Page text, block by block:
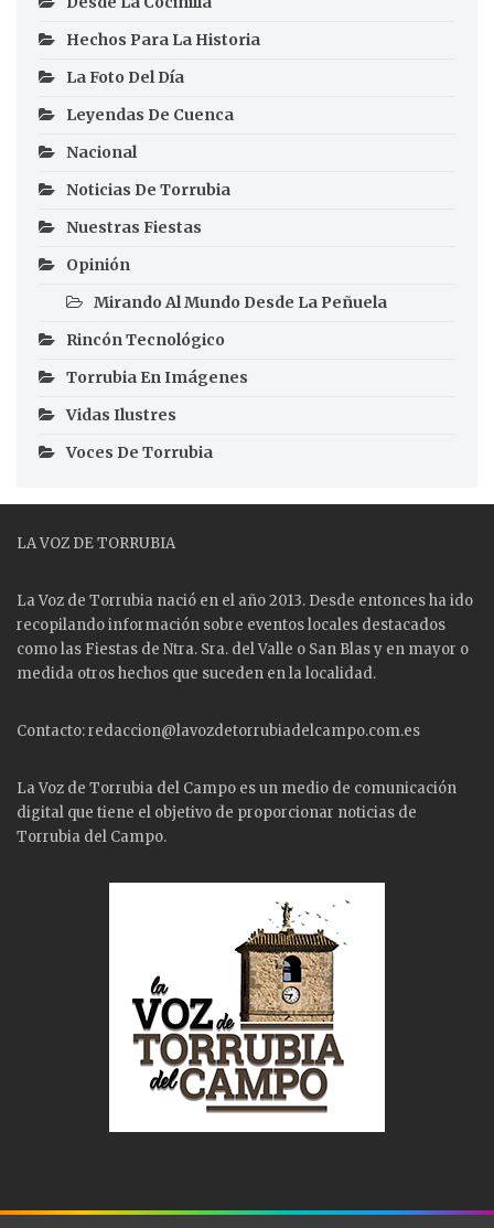
Hechos Para La Historia
La Foto Del Día
Leyendas De Cuenca
Nacional
Noticias De Torrubia
Nuestras Fiestas
Opinión
Mirando Al Mundo Desde La Peñuela
Rincón Tecnológico
Torrubia En Imágenes
Vidas Ilustres
Voces De Torrubia
LA VOZ DE TORRUBIA
La Voz de Torrubia nació en el año 2013. Desde entonces ha ido
recopilando información sobre eventos locales destacados
como las Fiestas de Ntra. Sra. del Valle o San Blas y en mayor o
medida otros hechos que suceden en la localidad.
Contacto: redaccion@lavozdetorrubiadelcampo.com.es
La Voz de Torrubia del Campo es un medio de comunicación
digital que tiene el objetivo de proporcionar noticias de
Torrubia del Campo.